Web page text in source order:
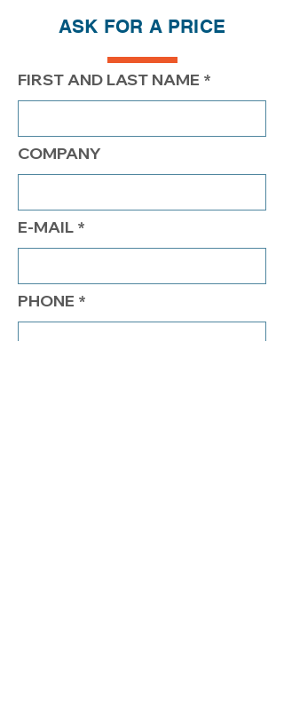
PRIX 330.00$ 280.00$ 250.00$
ASK FOR A PRICE
FIRST AND LAST NAME
COMPANY
E-MAIL
PHONE